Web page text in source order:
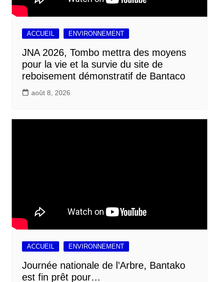
ACCUEIL ENVIRONNEMENT
JNA 2026, Tombo mettra des moyens
pour la vie et la survie du site de
reboisement démonstratif de Bantaco
août 8, 2026
ACCUEIL ENVIRONNEMENT
Journée nationale de l’Arbre, Bantako
est fin prêt pour…